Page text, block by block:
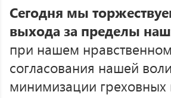
Сегодня мы
выхода за пределы
при нашем
согласования нашей
минимизации